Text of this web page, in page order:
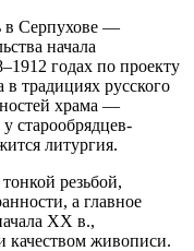
в Серпухове —
начала
годах по проекту
традициях русского
храма —
старообрядцев-
литургия.
резьбой,
а главное
XX в.,
качеством живописи.